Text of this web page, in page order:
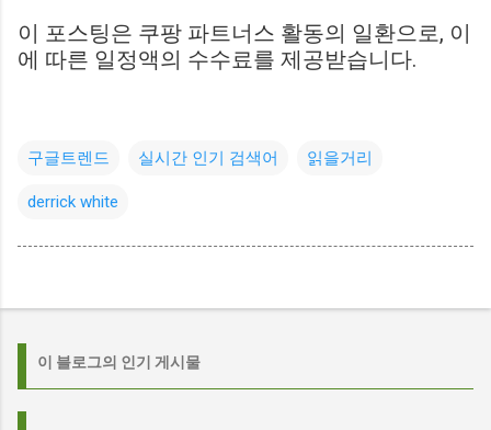
이 포스팅은 쿠팡 파트너스 활동의 일환으로, 이
에 따른 일정액의 수수료를 제공받습니다.
구글트렌드 실시간 인기 검색어 읽을거리
derrick white
이 블로그의 인기 게시물